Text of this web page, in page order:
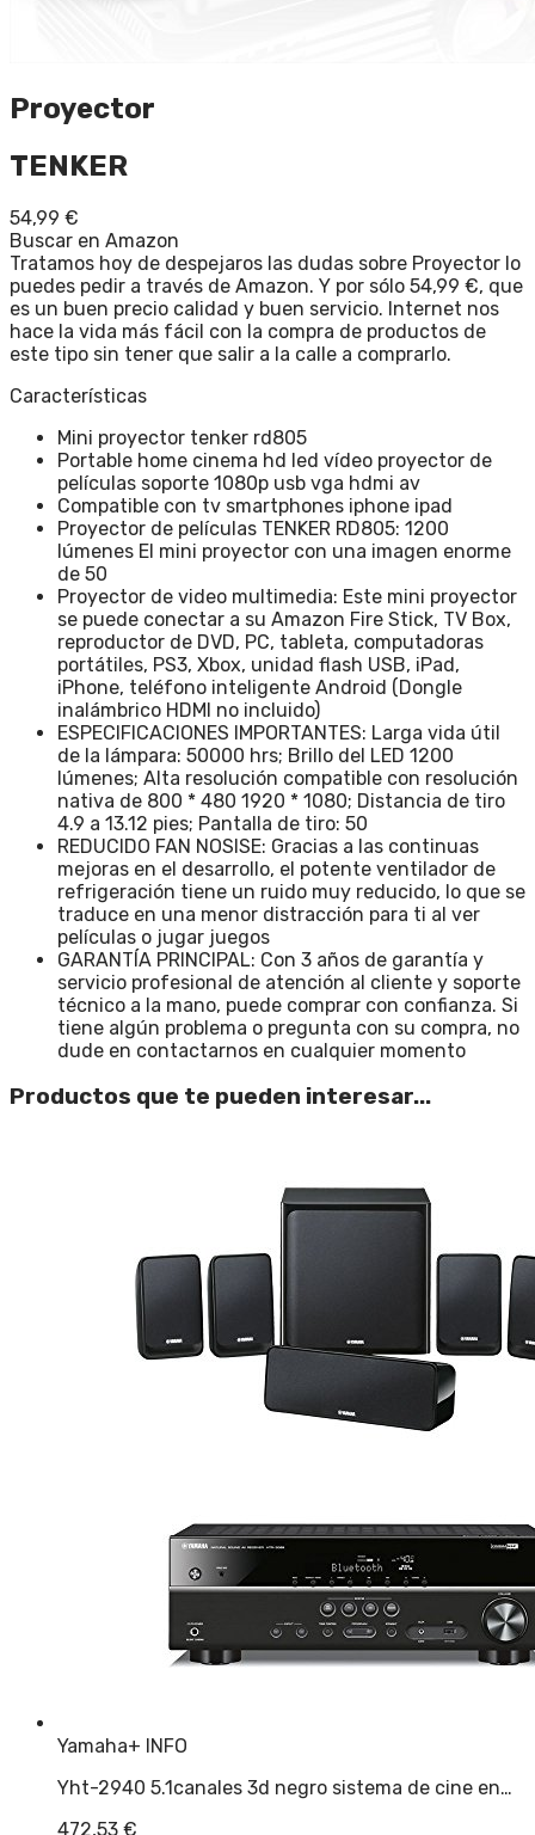
Proyector
TENKER
54,99 €
Buscar en Amazon
Tratamos hoy de despejaros las dudas sobre Proyector lo
puedes pedir a través de Amazon. Y por sólo 54,99 €, que
es un buen precio calidad y buen servicio. Internet nos
hace la vida más fácil con la compra de productos de
este tipo sin tener que salir a la calle a comprarlo.
Características
Mini proyector tenker rd805
Portable home cinema hd led vídeo proyector de
películas soporte 1080p usb vga hdmi av
Compatible con tv smartphones iphone ipad
Proyector de películas TENKER RD805: 1200
lúmenes El mini proyector con una imagen enorme
de 50
Proyector de video multimedia: Este mini proyector
se puede conectar a su Amazon Fire Stick, TV Box,
reproductor de DVD, PC, tableta, computadoras
portátiles, PS3, Xbox, unidad flash USB, iPad,
iPhone, teléfono inteligente Android (Dongle
inalámbrico HDMI no incluido)
ESPECIFICACIONES IMPORTANTES: Larga vida útil
de la lámpara: 50000 hrs; Brillo del LED 1200
lúmenes; Alta resolución compatible con resolución
nativa de 800 * 480 1920 * 1080; Distancia de tiro
4.9 a 13.12 pies; Pantalla de tiro: 50
REDUCIDO FAN NOSISE: Gracias a las continuas
mejoras en el desarrollo, el potente ventilador de
refrigeración tiene un ruido muy reducido, lo que se
traduce en una menor distracción para ti al ver
películas o jugar juegos
GARANTÍA PRINCIPAL: Con 3 años de garantía y
servicio profesional de atención al cliente y soporte
técnico a la mano, puede comprar con confianza. Si
tiene algún problema o pregunta con su compra, no
dude en contactarnos en cualquier momento
Productos que te pueden interesar...
Yamaha+ INFO
Yht-2940 5.1canales 3d negro sistema de cine en…
472,53 €